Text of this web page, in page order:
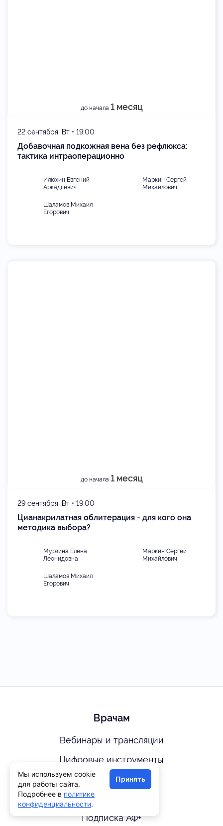
до начала 1 месяц
Илюхин Евгений
Аркадьевич
Маркин Сергей
Михайлович
Шаламов Михаил
Егорович
22 сентября, Вт • 19:00
Добавочная подкожная вена без рефлюкса:
тактика интраоперационно
до начала 1 месяц
Мурзина Елена
Леонидовна
Маркин Сергей
Михайлович
Шаламов Михаил
Егорович
29 сентября, Вт • 19:00
Цианакрилатная облитерация - для кого она
методика выбора?
Врачам
Вебинары и трансляции
Цифровые инструменты
Наши эксперты
Подписка АФ+
Мы используем cookie
для работы сайта.
Подробнее в политике
конфиденциальности.
Принять